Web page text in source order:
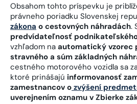
Obsahom tohto príspevku je
právneho poriadku Slovenskej
zákona o cestovných náhradách.
predvídateľnosť
vzhľadom na automatický vzorec
stravného a súm základných
cestného motorového vozidla sa
ktoré prinášajú informovanosť
zamestnancov o zvýšení
uverejnením oznamu v Zbierke